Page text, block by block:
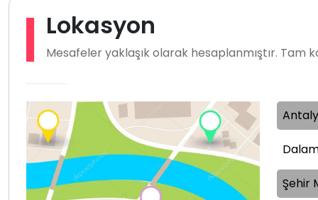
Lokasyon
Mesafeler yaklaşık olarak hesaplanmıştır. Tam
Şehir